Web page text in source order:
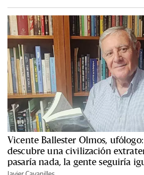
Vicente Ballester Olmos,
descubre una civilización
pasaría nada, la gente seguiría